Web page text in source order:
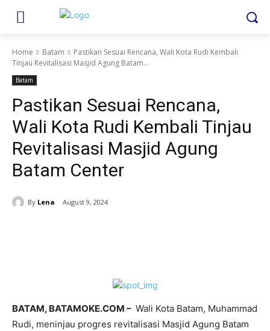
Home Batam
Pastikan Sesuai Rencana, Wali Kota Rudi Kembali
Tinjau Revitalisasi Masjid Agung Batam...
Batam
Pastikan Sesuai Rencana,
Wali Kota Rudi Kembali Tinjau
Revitalisasi Masjid Agung
Batam Center
By Lena August 9, 2024
BATAM, BATAMOKE.COM – Wali Kota Batam, Muhammad
Rudi, meninjau progres revitalisasi Masjid Agung Batam